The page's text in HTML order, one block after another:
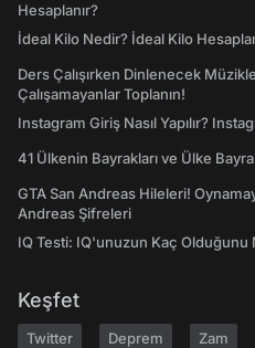
Hesaplanır?
İdeal Kilo Nedir? İdeal Kilo
Ders Çalışırken Dinlenecek
Çalışamayanlar Toplanın!
Instagram Giriş Nasıl Yapılır?
41 Ülkenin Bayrakları ve Ülke
GTA San Andreas Hileleri!
Andreas Şifreleri
IQ Testi: IQ'unuzun Kaç Olduğunu
Keşfet
Twitter Deprem Zam